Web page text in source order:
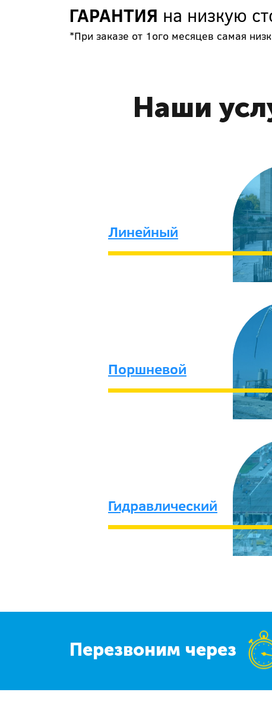
ГАРАНТИЯ на низкую
*При заказе от 1ого месяцев самая
Наши
Линейный
Поршневой
Гидравлический
Перезвоним через